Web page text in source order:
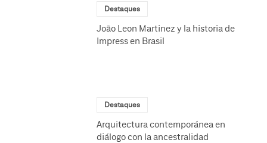
Destaques
João Leon Martinez y la historia de
Impress en Brasil
Destaques
Arquitectura contemporánea en
diálogo con la ancestralidad